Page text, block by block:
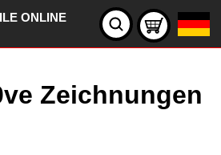
ONLINE
Zeichnungen